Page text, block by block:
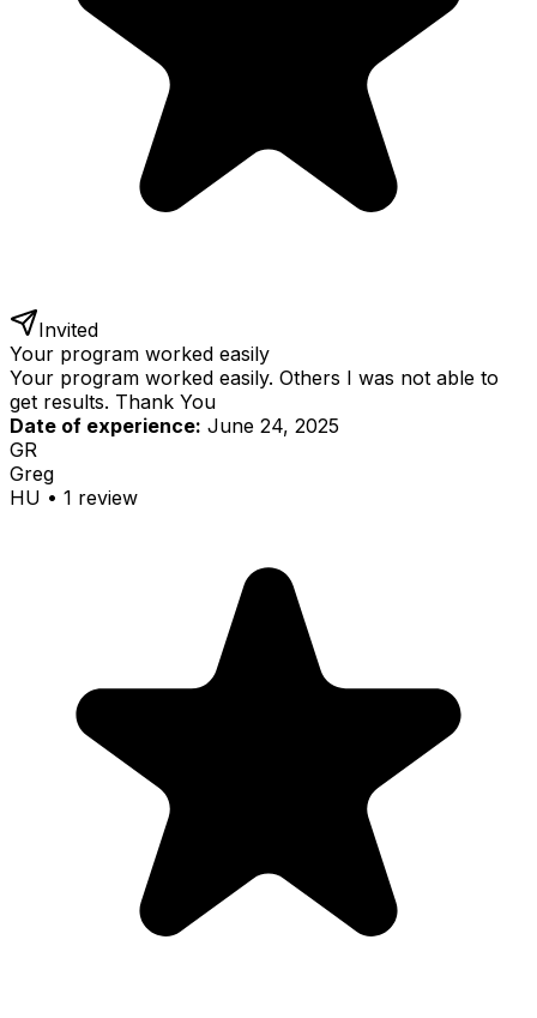
Invited
Your program worked easily
Your program worked easily. Others I was not able to
get results. Thank You
Date of experience: June 24, 2025
GR
Greg
HU • 1 review